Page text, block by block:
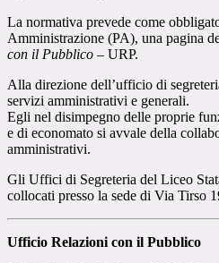
La normativa prevede come
Amministrazione (PA), una pagina
con il Pubblico – URP.
Alla direzione dell’ufficio di
servizi amministrativi e generali.
Egli nel disimpegno delle proprie
e di economato si avvale della
amministrativi.
Gli Uffici di Segreteria del Liceo
collocati presso la sede di Via Tirso
Ufficio Relazioni con il Pubblico